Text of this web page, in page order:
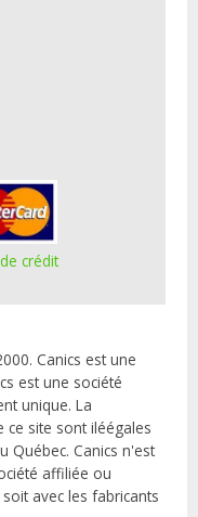
crédit
Canics est une
est une société
unique. La
ce site sont iléégales
Québec. Canics n'est
affiliée ou
avec les fabricants